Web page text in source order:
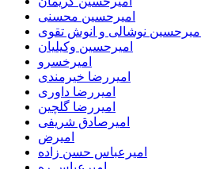
امیرحسین محسنی
امیرحسین نوشالی و انوش تقوی
امیرحسین وکیلیان
امیرخسرو
امیررضا خیرمندی
امیررضا داوری
امیررضا گلچین
امیرصادق شریفی
امیرض
امیرعباس حسن زاده